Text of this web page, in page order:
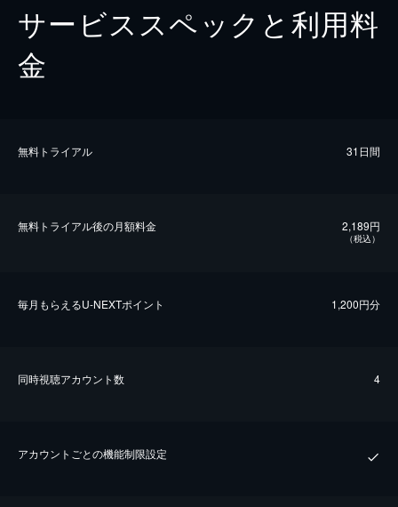
サービススペックと利用料
金
無料トライアル 31日間
無料トライアル後の⽉額料金 2,189円
（税込）
毎⽉もらえるU-NEXTポイント 1,200円分
同時視聴アカウント数 4
アカウントごとの機能制限設定